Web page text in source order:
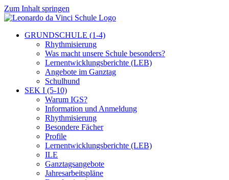
Zum Inhalt springen
GRUNDSCHULE (1-4)
Rhythmisierung
Was macht unsere Schule besonders?
Lernentwicklungsberichte (LEB)
Angebote im Ganztag
Schulhund
SEK I (5-10)
Warum IGS?
Information und Anmeldung
Rhythmisierung
Besondere Fächer
Profile
Lernentwicklungsberichte (LEB)
ILE
Ganztagsangebote
Jahresarbeitspläne